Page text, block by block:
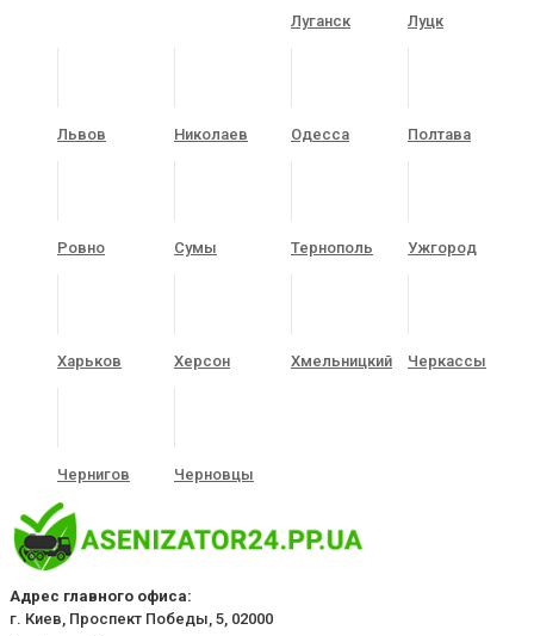
Луганск Луцк
Львов Николаев Одесса Полтава
Ровно Сумы Тернополь Ужгород
Харьков Херсон Хмельницкий Черкассы
Чернигов Черновцы
Адрес главного офиса:
г. Киев, Проспект Победы, 5, 02000